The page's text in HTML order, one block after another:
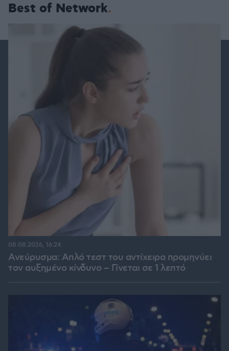
Best of Network
Ανεύρυσμα: Απλό τεστ του αντίχειρα προμηνύει
τον αυξημένο κίνδυνο – Γίνεται σε 1 λεπτό
08.08.2026, 16:24